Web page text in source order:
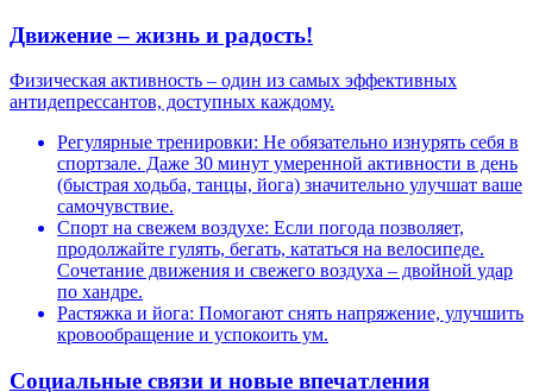
Движение – жизнь и радость!
Физическая активность – один из самых эффективных
антидепрессантов, доступных каждому.
Регулярные тренировки: Не обязательно изнурять себя в
спортзале. Даже 30 минут умеренной активности в день
(быстрая ходьба, танцы, йога) значительно улучшат ваше
самочувствие.
Спорт на свежем воздухе: Если погода позволяет,
продолжайте гулять, бегать, кататься на велосипеде.
Сочетание движения и свежего воздуха – двойной удар
по хандре.
Растяжка и йога: Помогают снять напряжение, улучшить
кровообращение и успокоить ум.
Социальные связи и новые впечатления